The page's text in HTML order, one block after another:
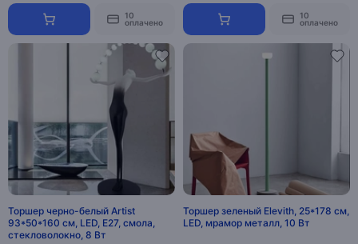
10
оплачено
10
оплачено
Торшер черно-белый Artist
93*50*160 см, LED, E27, смола,
стекловолокно, 8 Вт
Торшер зеленый Elevith, 25*178 см,
LED, мрамор металл, 10 Вт